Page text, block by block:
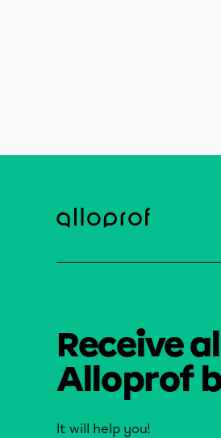
Receive
Alloprof
It will help you!